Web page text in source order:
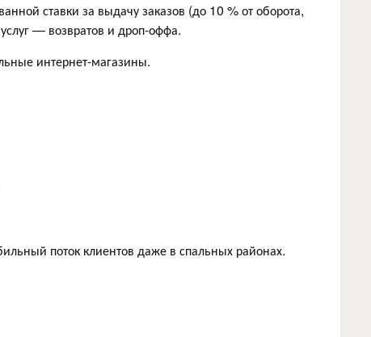
ставки за выдачу заказов (до 10 % от оборота,
— возвратов и дроп-оффа.
интернет-магазины.
поток клиентов даже в спальных районах.